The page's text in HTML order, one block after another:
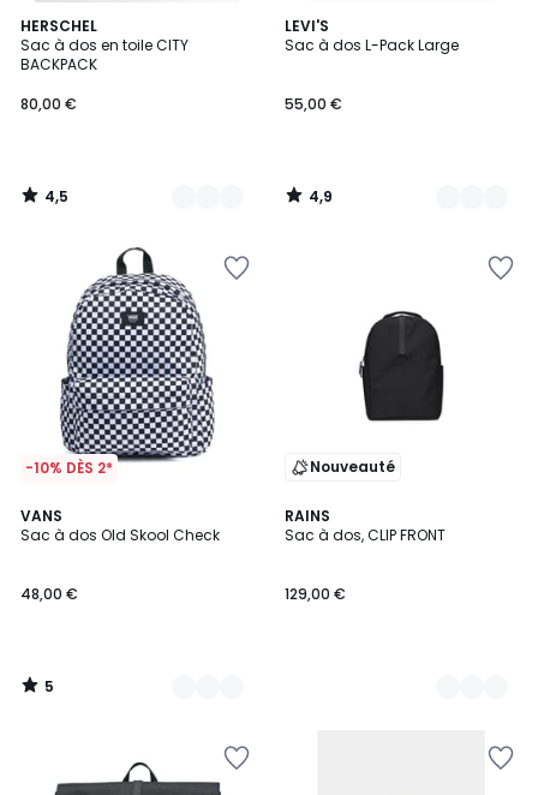
HERSCHEL
Sac à dos en toile CITY
BACKPACK
80,00 €
4,5
/ 5
3
Couleurs
4,5
/
LEVI'S
Sac à dos L-Pack Large
55,00 €
4,9
/ 5
3
Couleurs
4,9
/
-10% DÈS 2*
VANS
Sac à dos Old Skool Check
48,00 €
5
/
3
Couleurs
5
/
Nouveauté
RAINS
Sac à dos, CLIP FRONT
129,00 €
2
Couleurs